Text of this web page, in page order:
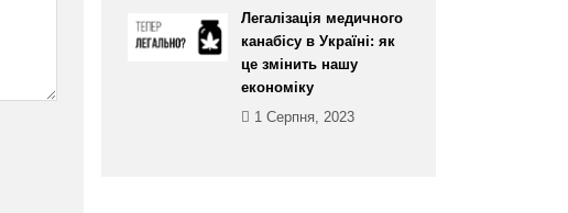
Легалізація медичного
канабісу в Україні: як
це змінить нашу
економіку
1 Серпня, 2023